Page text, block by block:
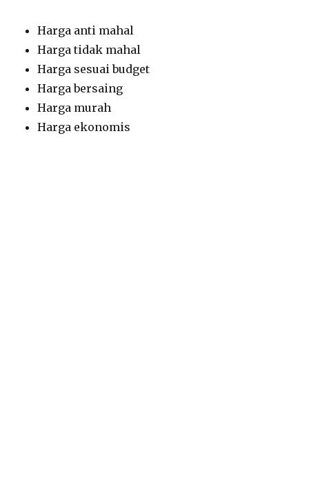
Harga anti mahal
Harga tidak mahal
Harga sesuai budget
Harga bersaing
Harga murah
Harga ekonomis